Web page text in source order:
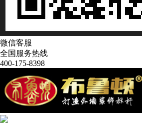
微信客服
全国服务热线
400-175-8398